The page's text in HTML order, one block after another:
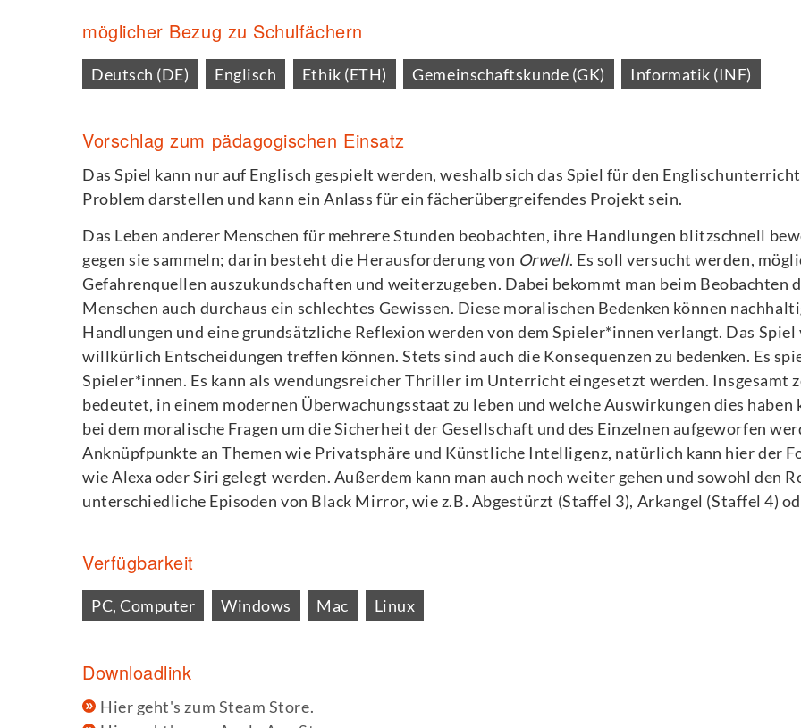
möglicher Bezug zu Schulfächern
Deutsch (DE) Englisch Ethik (ETH) Gemeinschaftskunde (GK) Informatik (INF)
Vorschlag zum pädagogischen Einsatz
Das Spiel kann nur auf Englisch gespielt werden, weshalb sich das Spiel für den
Problem darstellen und kann ein Anlass für ein fächerübergreifendes Projekt sein.
Das Leben anderer Menschen für mehrere Stunden beobachten, ihre Handlungen blitzschnell
gegen sie sammeln; darin besteht die Herausforderung von Orwell. Es soll versucht werden,
Gefahrenquellen auszukundschaften und weiterzugeben. Dabei bekommt man beim
Menschen auch durchaus ein schlechtes Gewissen. Diese moralischen Bedenken können
Handlungen und eine grundsätzliche Reflexion werden von dem Spieler*innen verlangt. Das
willkürlich Entscheidungen treffen können. Stets sind auch die Konsequenzen zu bedenken. Es
Spieler*innen. Es kann als wendungsreicher Thriller im Unterricht eingesetzt werden. Insgesamt
bedeutet, in einem modernen Überwachungsstaat zu leben und welche Auswirkungen dies
bei dem moralische Fragen um die Sicherheit der Gesellschaft und des Einzelnen aufgeworfen
Anknüpfpunkte an Themen wie Privatsphäre und Künstliche Intelligenz, natürlich kann hier der
wie Alexa oder Siri gelegt werden. Außerdem kann man auch noch weiter gehen und sowohl den
unterschiedliche Episoden von Black Mirror, wie z.B. Abgestürzt (Staffel 3), Arkangel (Staffel 4)
Verfügbarkeit
PC, Computer Windows Mac Linux
Downloadlink
Hier geht's zum Steam Store.